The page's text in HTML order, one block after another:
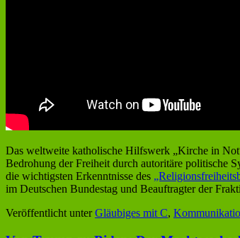
Das weltweite katholische Hilfswerk „Kirche in
Bedrohung der Freiheit durch autoritäre politische
die wichtigsten Erkenntnisse des
im Deutschen Bundestag und Beauftragter der
Veröffentlicht unter Gläubiges mit C,